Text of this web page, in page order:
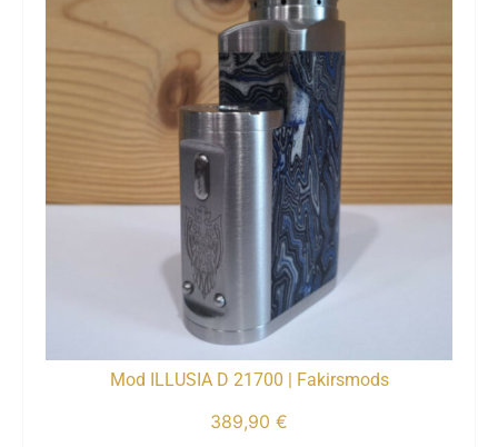
Mod ILLUSIA D 21700 | Fakirsmods
389,90 €